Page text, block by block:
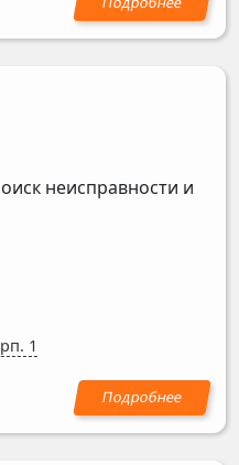
неисправности и
1